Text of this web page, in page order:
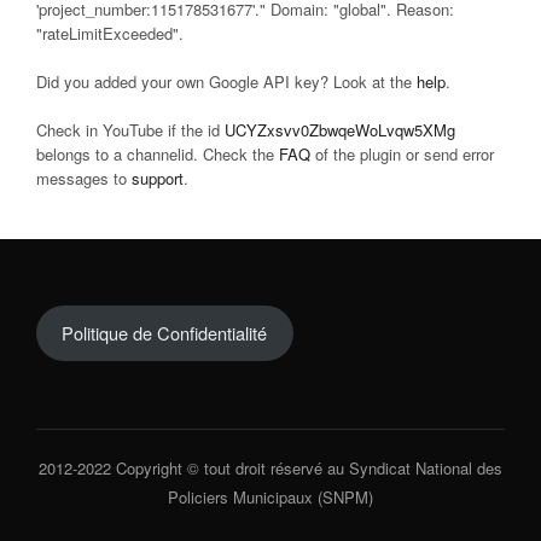
'project_number:115178531677'." Domain: "global". Reason:
"rateLimitExceeded".
Did you added your own Google API key? Look at the help.
Check in YouTube if the id UCYZxsvv0ZbwqeWoLvqw5XMg
belongs to a channelid. Check the FAQ of the plugin or send error
messages to support.
Politique de Confidentialité
2012-2022 Copyright © tout droit réservé au Syndicat National des
Policiers Municipaux (SNPM)